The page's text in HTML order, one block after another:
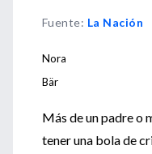
Fuente: La Nación
Nora
Bär
Más de un padre o
tener una bola de